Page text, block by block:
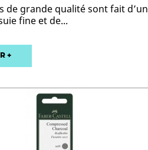
de grande qualité sont fait d’un
fine et de...
+